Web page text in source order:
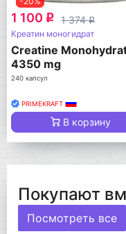
1 100 q 1 374q
Креатин моногидрат
Creatine
4350 mg
240 капсул
PRIMEKRAFT
В корзину
Покупают
Посмотреть все